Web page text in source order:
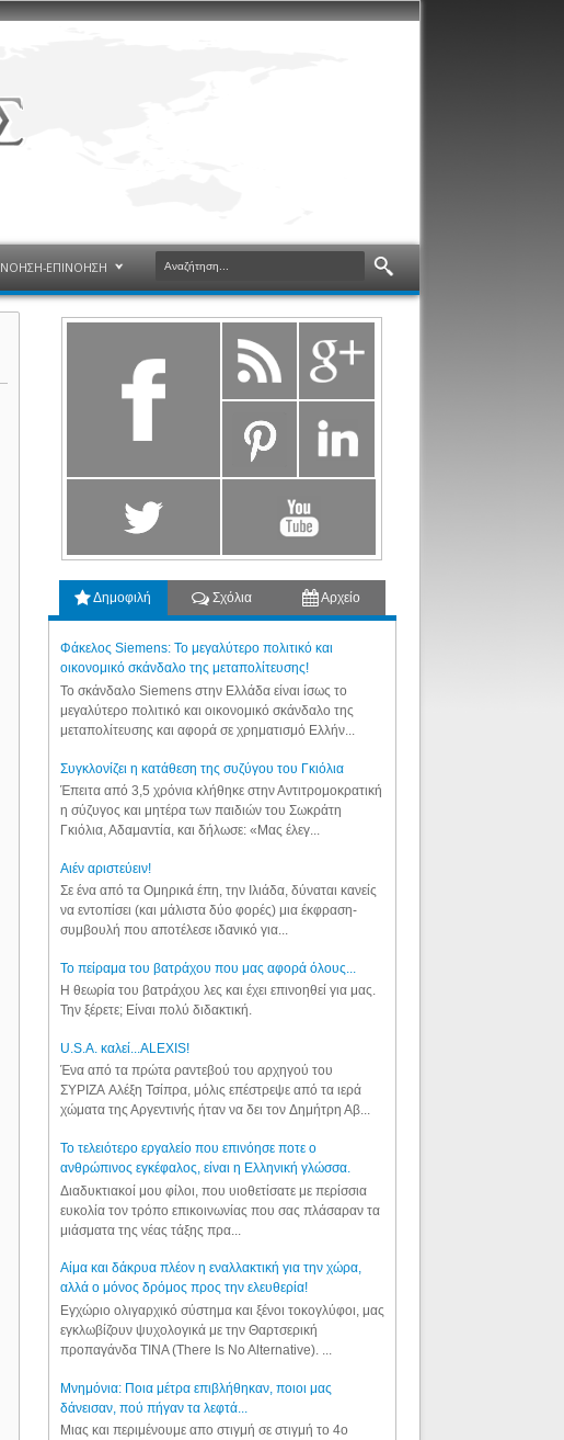
ΝΟΗΣΗ-ΕΠΙΝΟΗΣΗ
Δημοφιλή Σχόλια Αρχείο
Φάκελος Siemens: Το μεγαλύτερο πολιτικό και
οικονομικό σκάνδαλο της μεταπολίτευσης!
Το σκάνδαλο Siemens στην Ελλάδα είναι ίσως το
μεγαλύτερο πολιτικό και οικονομικό σκάνδαλο της
μεταπολίτευσης και αφορά σε χρηματισμό Ελλήν...
Συγκλονίζει η κατάθεση της συζύγου του Γκιόλια
Έπειτα από 3,5 χρόνια κλήθηκε στην Αντιτρομοκρατική
η σύζυγος και μητέρα των παιδιών του Σωκράτη
Γκιόλια, Αδαμαντία, και δήλωσε: «Μας έλεγ...
Aιέν αριστεύειν!
Σε ένα από τα Ομηρικά έπη, την Ιλιάδα, δύναται κανείς
να εντοπίσει (και μάλιστα δύο φορές) μια έκφραση-
συμβουλή που αποτέλεσε ιδανικό για...
Το πείραμα του βατράχου που μας αφορά όλους...
Η θεωρία του βατράχου λες και έχει επινοηθεί για μας.
Την ξέρετε; Είναι πολύ διδακτική.
U.S.A. καλεί...ALEXIS!
Ένα από τα πρώτα ραντεβού του αρχηγού του
ΣΥΡΙΖΑ Αλέξη Τσίπρα, μόλις επέστρεψε από τα ιερά
χώματα της Αργεντινής ήταν να δει τον Δημήτρη Αβ...
Το τελειότερο εργαλείο που επινόησε ποτε ο
ανθρώπινος εγκέφαλος, είναι η Ελληνική γλώσσα.
Διαδυκτιακοί μου φίλοι, που υιοθετίσατε με περίσσια
ευκολία τον τρόπο επικοινωνίας που σας πλάσαραν τα
μιάσματα της νέας τάξης πρα...
Αίμα και δάκρυα πλέον η εναλλακτική για την χώρα,
αλλά ο μόνος δρόμος προς την ελευθερία!
Εγχώριο ολιγαρχικό σύστημα και ξένοι τοκογλύφοι, μας
εγκλωβίζουν ψυχολογικά με την Θαρτσερική
προπαγάνδα TINA (There Is No Alternative). ...
Μνημόνια: Ποια μέτρα επιβλήθηκαν, ποιοι μας
δάνεισαν, πού πήγαν τα λεφτά...
Μιας και περιμένουμε απο στιγμή σε στιγμή το 4ο